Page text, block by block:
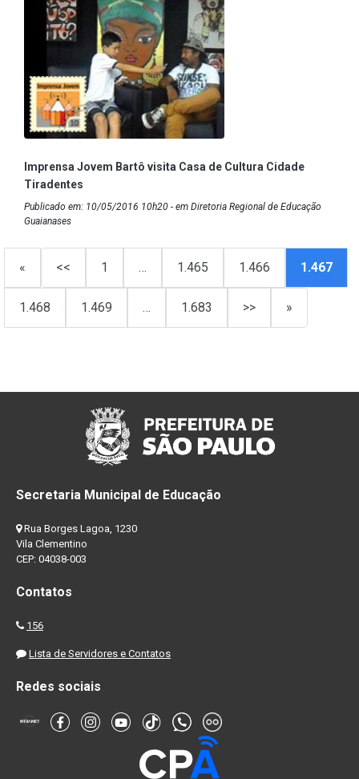
Imprensa Jovem Bartô visita Casa de Cultura Cidade
Tiradentes
Publicado em: 10/05/2016 10h20 - em Diretoria Regional de Educação
Guaianases
« << 1 … 1.465 1.466 1.467
1.468 1.469 … 1.683 >> »
Secretaria Municipal de Educação
Rua Borges Lagoa, 1230
Vila Clementino
CEP: 04038-003
Contatos
156
Lista de Servidores e Contatos
Redes sociais